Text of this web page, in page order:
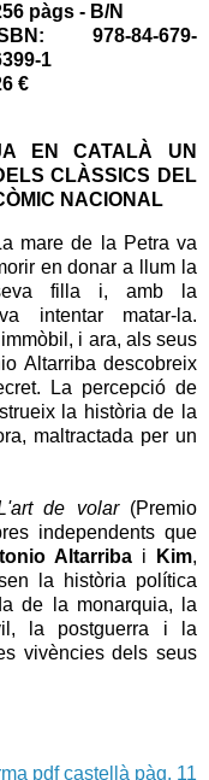
pàgs - B/N
978-84-679-
1
€
EN CATALÀ UN
CLÀSSICS DEL
NACIONAL
mare de la Petra va
en donar a llum la
filla i, amb la
intentar matar-la.
i ara, als seus
Altarriba descobreix
La percepció de
la història de la
maltractada per un
de volar (Premio
independents que
Altarribai Kim,
la història política
de la monarquia, la
la postguerra i la
vivències dels seus
pdf castellà pàg. 11